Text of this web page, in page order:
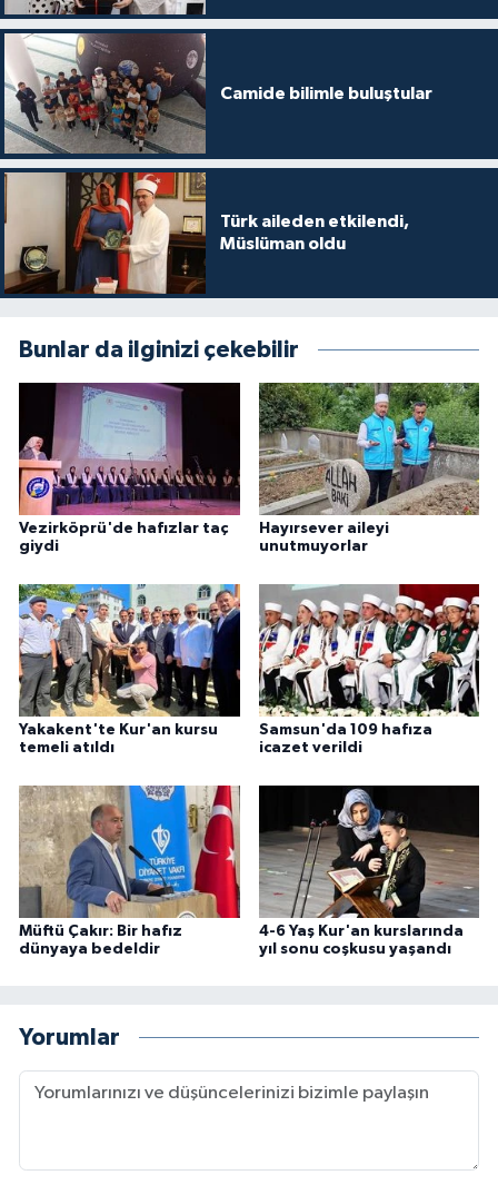
Camide bilimle buluştular
Türk aileden etkilendi,
Müslüman oldu
Bunlar da ilginizi çekebilir
Vezirköprü'de hafızlar taç
giydi
Hayırsever aileyi
unutmuyorlar
Yakakent'te Kur'an kursu
temeli atıldı
Samsun'da 109 hafıza
icazet verildi
Müftü Çakır: Bir hafız
dünyaya bedeldir
4-6 Yaş Kur'an kurslarında
yıl sonu coşkusu yaşandı
Yorumlar
Niğde Müftülüğü
Ordu Müftülüğü
Osmaniye Müftülüğü
Rize Müftülüğü
Sakarya Müftülüğü
Samsun Müftülüğü
Siirt Müftülüğü
Sinop Müftülüğü
Sivas Müftülüğü
Şırnak Müftülüğü
Tekirdağ Müftülüğü
Tokat Müftülüğü
Trabzon Müftülüğü
Tunceli Müftülüğü
Uşak Müftülüğü
Yozgat Müftülüğü